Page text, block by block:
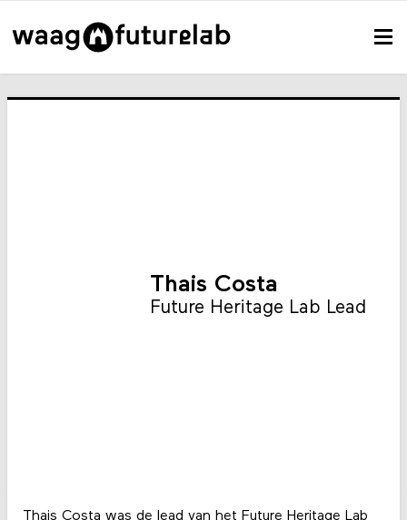
Thais Costa
Future Heritage Lab Lead
Thais Costa was de lead van het Future Heritage Lab